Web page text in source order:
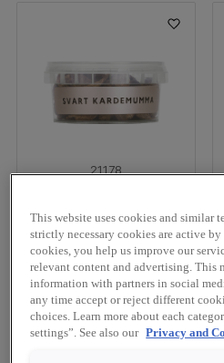
21178
Werners Utvalda
Kardemumma svart hel 35
Logga in för att se pris
This website uses cookies and similar
strictly necessary cookies are active
cookies, you help us improve our
relevant content and advertising. This
information with partners in social
any time accept or reject different
choices. Learn more about each
settings”. See also our Privacy and